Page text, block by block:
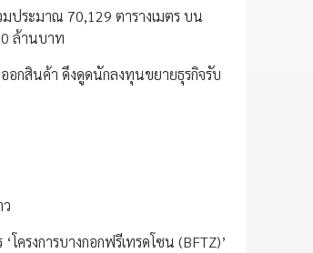
มประมาณ 70,129 ตารางเมตร บน
ล้านบาท
อกสินค้า ดึงดูดนักลงทุนขยายธุรกิจรับ
รงการบางกอกฟรีเทรดโซน (BFTZ)’